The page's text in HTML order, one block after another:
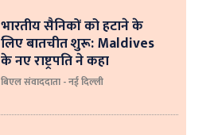
भारतीय सैनिकों को हटाने के
लिए बातचीत शुरू: Maldives
के नए राष्ट्रपति ने कहा
बिएल संवाददाता - नई दिल्‍ली